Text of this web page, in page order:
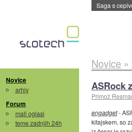
Saga s
Novice
arhiv
Forum
mali oglasi
teme zadnjih 24h
Novice »
ASRock
Primož
engadget-
kitajskem, so